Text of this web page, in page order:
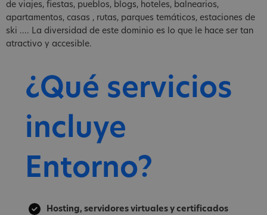
de viajes, fiestas, pueblos, blogs, hoteles, balnearios,
apartamentos, casas , rutas, parques temáticos, estaciones de
ski .... La diversidad de este dominio es lo que le hace ser tan
atractivo y accesible.
¿Qué servicios
incluye
Entorno?
Hosting, servidores virtuales y certificados